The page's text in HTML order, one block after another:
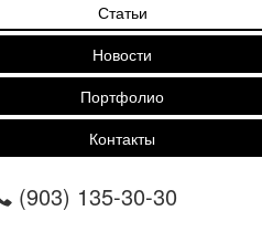
Статьи
Новости
Портфолио
Контакты
(903) 135-30-30